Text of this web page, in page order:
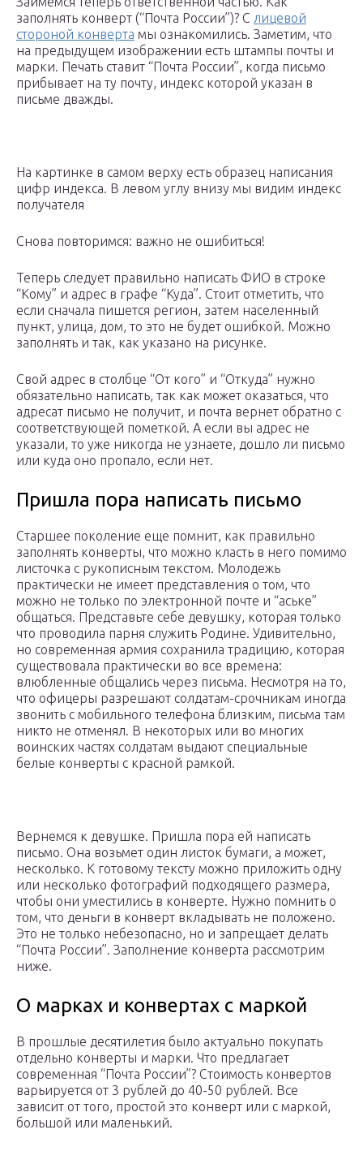
заполнять конверт (“Почта России”)? С лицевой
стороной конверта мы ознакомились. Заметим, что
на предыдущем изображении есть штампы почты и
марки. Печать ставит “Почта России”, когда письмо
прибывает на ту почту, индекс которой указан в
письме дважды.
На картинке в самом верху есть образец написания
цифр индекса. В левом углу внизу мы видим индекс
получателя
Снова повторимся: важно не ошибиться!
Теперь следует правильно написать ФИО в строке
“Кому” и адрес в графе “Куда”. Стоит отметить, что
если сначала пишется регион, затем населенный
пункт, улица, дом, то это не будет ошибкой. Можно
заполнять и так, как указано на рисунке.
Свой адрес в столбце “От кого” и “Откуда” нужно
обязательно написать, так как может оказаться, что
адресат письмо не получит, и почта вернет обратно с
соответствующей пометкой. А если вы адрес не
указали, то уже никогда не узнаете, дошло ли письмо
или куда оно пропало, если нет.
Пришла пора написать письмо
Старшее поколение еще помнит, как правильно
заполнять конверты, что можно класть в него помимо
листочка с рукописным текстом. Молодежь
практически не имеет представления о том, что
можно не только по электронной почте и “аське”
общаться. Представьте себе девушку, которая только
что проводила парня служить Родине. Удивительно,
но современная армия сохранила традицию, которая
существовала практически во все времена:
влюбленные общались через письма. Несмотря на то,
что офицеры разрешают солдатам-срочникам иногда
звонить с мобильного телефона близким, письма там
никто не отменял. В некоторых или во многих
воинских частях солдатам выдают специальные
белые конверты с красной рамкой.
Вернемся к девушке. Пришла пора ей написать
письмо. Она возьмет один листок бумаги, а может,
несколько. К готовому тексту можно приложить одну
или несколько фотографий подходящего размера,
чтобы они уместились в конверте. Нужно помнить о
том, что деньги в конверт вкладывать не положено.
Это не только небезопасно, но и запрещает делать
“Почта России”. Заполнение конверта рассмотрим
ниже.
О марках и конвертах с маркой
В прошлые десятилетия было актуально покупать
отдельно конверты и марки. Что предлагает
современная “Почта России”? Стоимость конвертов
варьируется от 3 рублей до 40-50 рублей. Все
зависит от того, простой это конверт или с маркой,
большой или маленький.